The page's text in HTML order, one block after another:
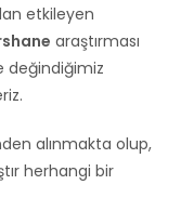
etkileyen
araştırması
değindiğimiz
alınmakta olup,
herhangi bir